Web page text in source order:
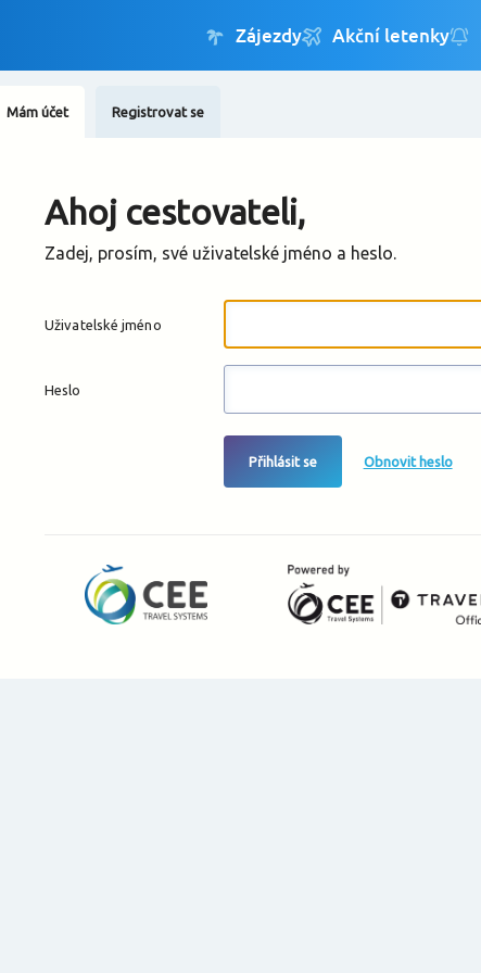
Mám účet Registrovat se
Ahoj cestovateli,
Zadej, prosím, své uživatelské jméno a heslo.
Uživatelské jméno
Heslo
Přihlásit se Obnovit heslo